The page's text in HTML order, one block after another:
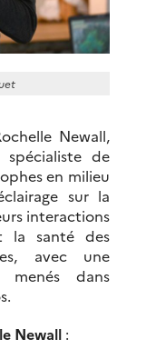
Newall,
de
en milieu
sur la
interactions
la santé des
avec une
dans
Newall :